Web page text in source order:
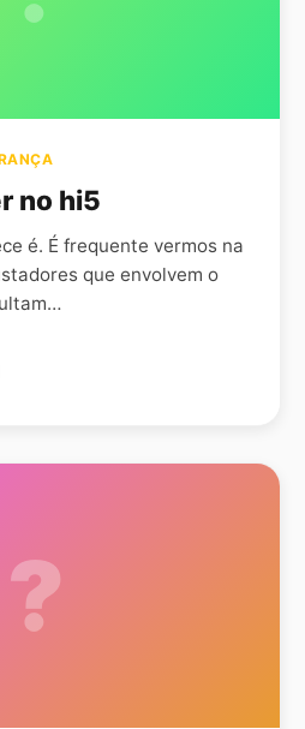
no hi5
é. É frequente vermos na
que envolvem o
?